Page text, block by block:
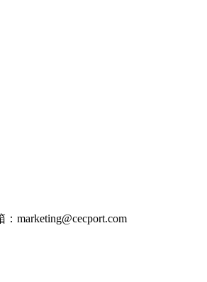
marketing@cecport.com